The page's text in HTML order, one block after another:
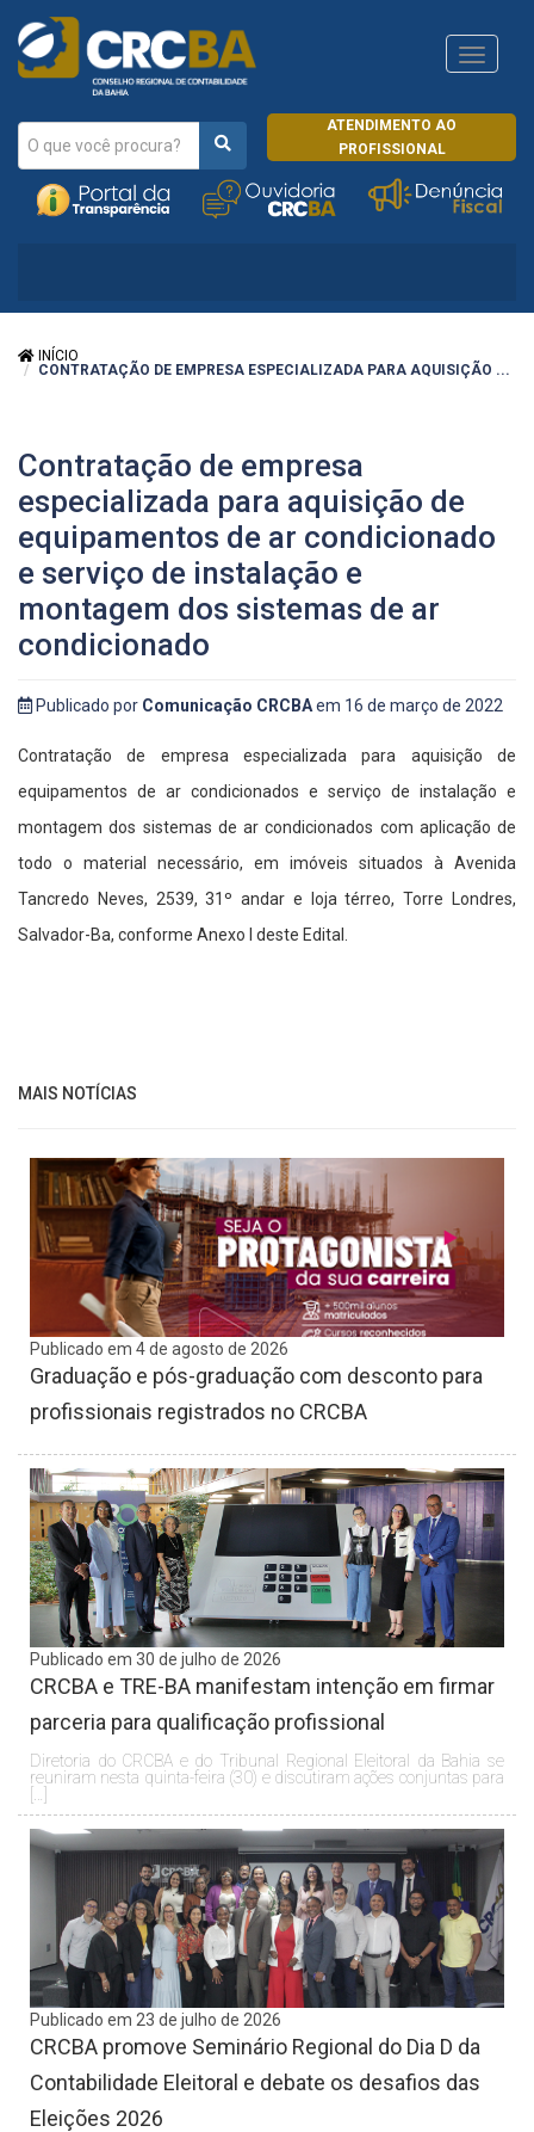
ATENDIMENTO AO
PROFISSIONAL
CRCRJ
INÍCIO
CONTRATAÇÃO DE EMPRESA ESPECIALIZADA PARA AQUISIÇÃO ...
Contratação de empresa
especializada para aquisição de
equipamentos de ar condicionado
e serviço de instalação e
montagem dos sistemas de ar
condicionado
Publicado por Comunicação CRCBAem 16 de março de 2022
Contratação de empresa especializada para aquisição de
equipamentos de ar condicionados e serviço de instalação e
montagem dos sistemas de ar condicionados com aplicação de
todo o material necessário, em imóveis situados à Avenida
Tancredo Neves, 2539, 31º andar e loja térreo, Torre Londres,
Salvador-Ba, conforme Anexo I deste Edital.
MAIS NOTÍCIAS
Publicado em 4 de agosto de 2026
Graduação e pós-graduação com desconto para
profissionais registrados no CRCBA
Publicado em 30 de julho de 2026
CRCBA e TRE-BA manifestam intenção em firmar
parceria para qualificação profissional
Diretoria do CRCBA e do Tribunal Regional Eleitoral da Bahia se
reuniram nesta quinta-feira (30) e discutiram ações conjuntas para
Publicado em 23 de julho de 2026
CRCBA promove Seminário Regional do Dia D da
Contabilidade Eleitoral e debate os desafios das
Eleições 2026